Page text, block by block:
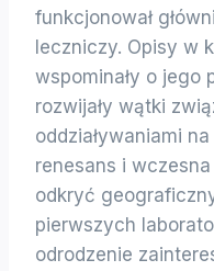
funkcjonował
leczniczy. Opisy w
wspominały o jego
rozwijały wątki
oddziaływaniami
renesans i
odkryć
pierwszych
odrodzenie